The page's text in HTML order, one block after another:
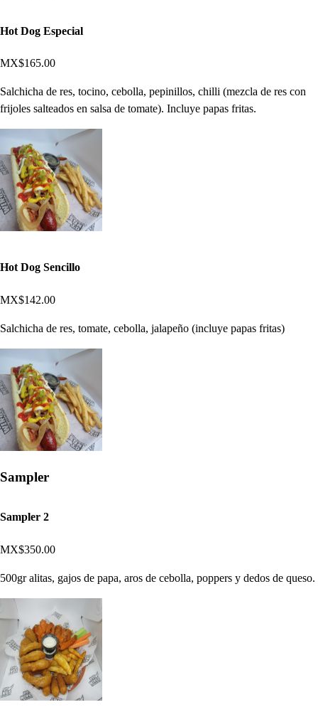
Hot Dog Especial
MX$165.00
Salchicha de res, tocino, cebolla, pepinillos, chilli (mezcla de res con
frijoles salteados en salsa de tomate). Incluye papas fritas.
Hot Dog Sencillo
MX$142.00
Salchicha de res, tomate, cebolla, jalapeño (incluye papas fritas)
Sampler
Sampler 2
MX$350.00
500gr alitas, gajos de papa, aros de cebolla, poppers y dedos de queso.